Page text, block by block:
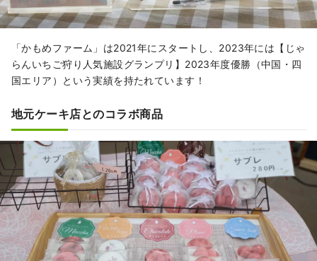
「かもめファーム」は2021年にスタートし、2023年には【じゃ
らんいちご狩り人気施設グランプリ】2023年度優勝（中国・四
国エリア）という実績を持たれています！
地元ケーキ店とのコラボ商品